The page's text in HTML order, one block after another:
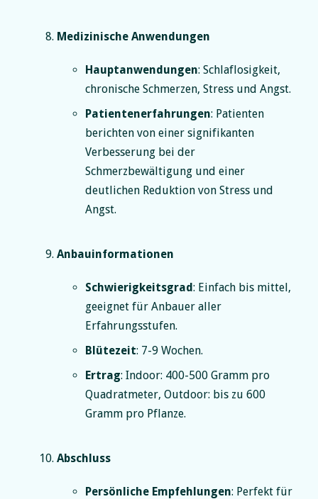
Medizinische Anwendungen
Hauptanwendungen: Schlaflosigkeit,
chronische Schmerzen, Stress und Angst.
Patientenerfahrungen: Patienten
berichten von einer signifikanten
Verbesserung bei der
Schmerzbewältigung und einer
deutlichen Reduktion von Stress und
Angst.
Anbauinformationen
Schwierigkeitsgrad: Einfach bis mittel,
geeignet für Anbauer aller
Erfahrungsstufen.
Blütezeit: 7-9 Wochen.
Ertrag: Indoor: 400-500 Gramm pro
Quadratmeter, Outdoor: bis zu 600
Gramm pro Pflanze.
Abschluss
Persönliche Empfehlungen: Perfekt für